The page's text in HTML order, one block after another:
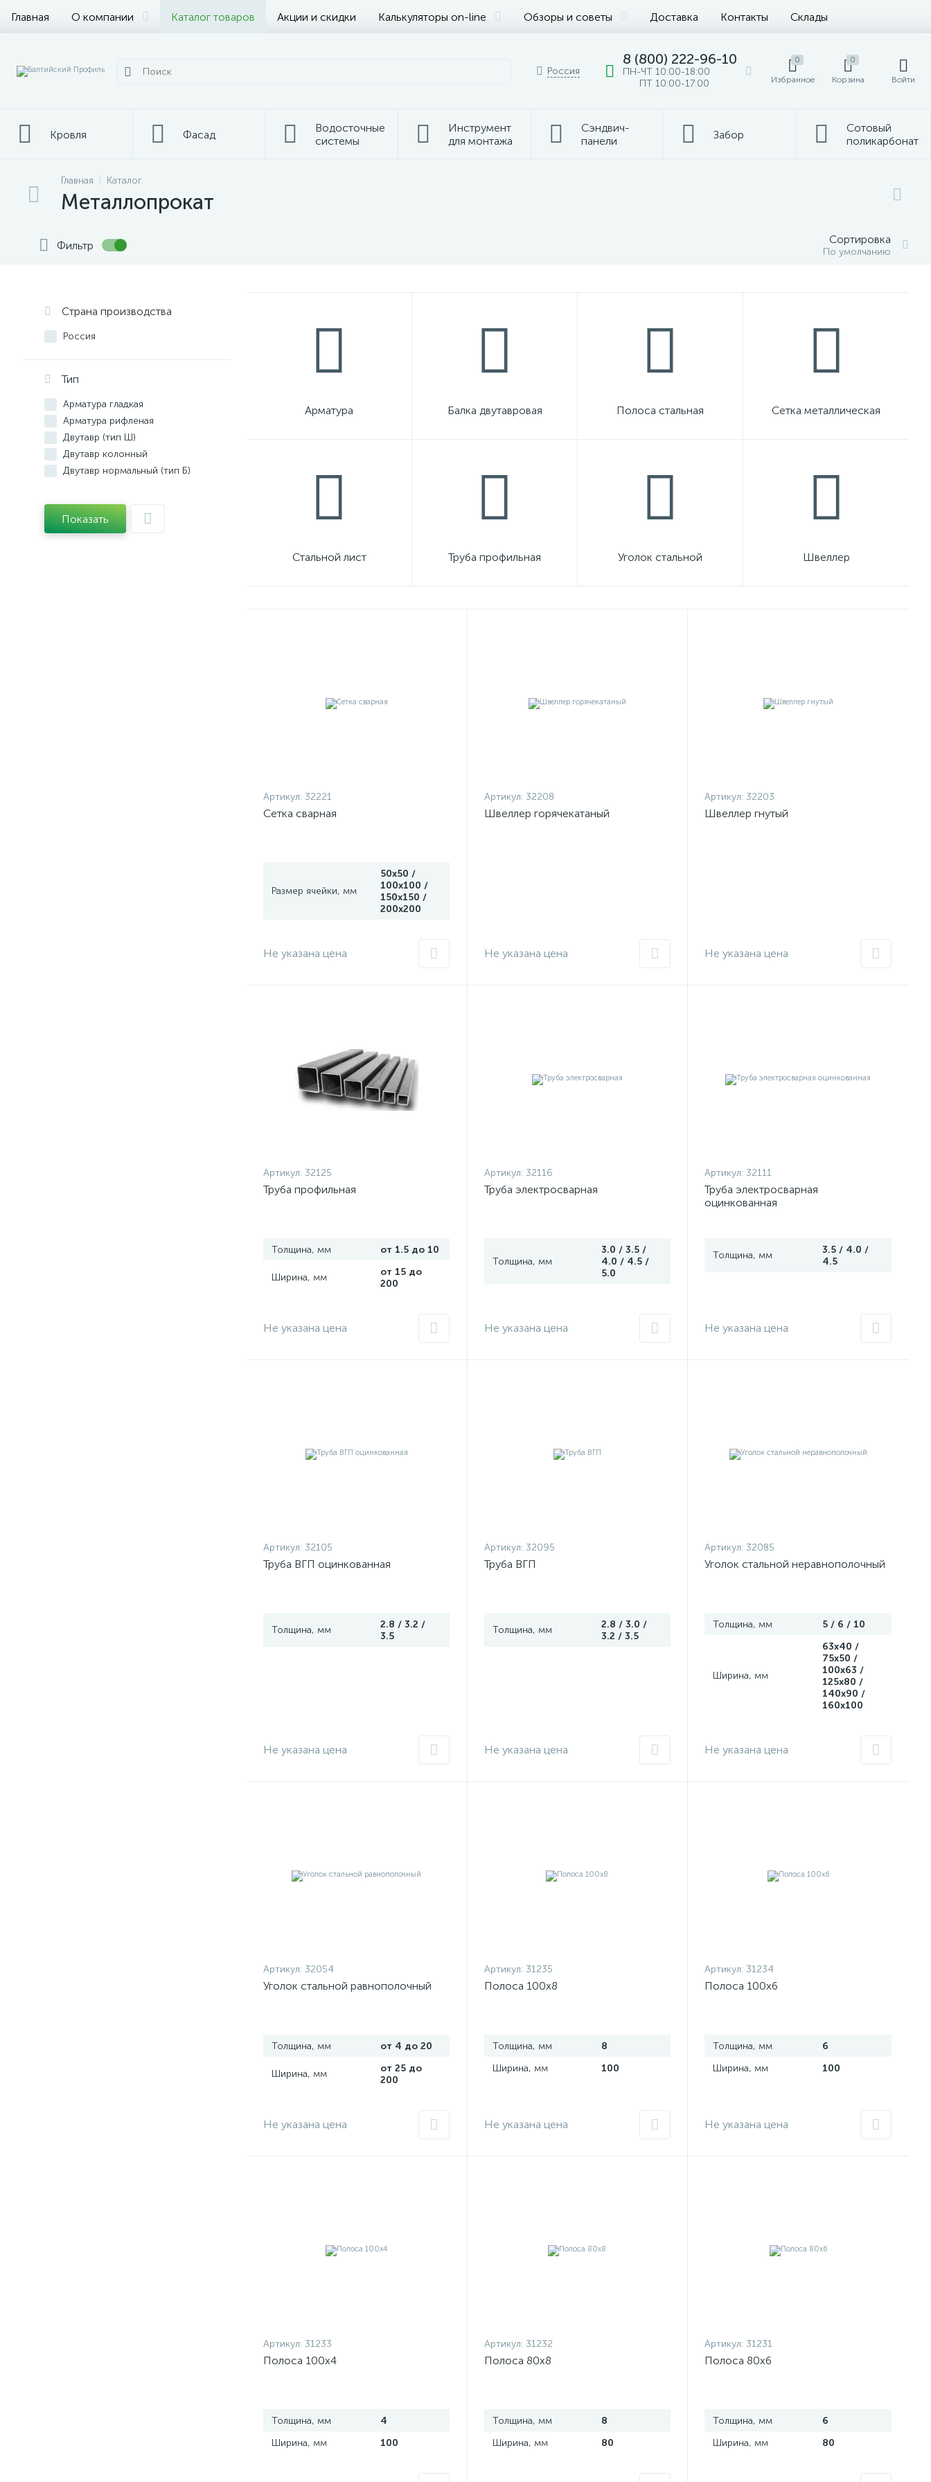
Главная О компании Каталог товаров Акции и скидки Калькуляторы on-line Обзоры и советы Доставка Контакты Склады
Россия
8 (800) 222-96-10
ПН-ЧТ 10:00-18:00
ПТ 10:00-17:00
0
Избранное
0
Корзина Войти
Кровля Фасад
Водосточные
системы
Инструмент
для монтажа
Сэндвич-
панели
Забор
Сотовый
поликарбонат
Металлопрокат
Главная Каталог
Металлопрокат
Фильтр Сортировка
По умолчанию
Страна производства
Россия
Тип
Арматура гладкая
Арматура рифленая
Двутавр (тип Ш)
Двутавр колонный
Двутавр нормальный (тип Б)
Лист просечно-вытяжной
Лист рифленый
Лист холоднокатаный
Показать
Арматура Балка двутавровая Полоса стальная Сетка металлическая
Стальной лист Труба профильная Уголок стальной Швеллер
Артикул: 32221
Сетка сварная
Размер ячейки, мм
50x50 /
100x100 /
150x150 /
200x200
Не указана цена
Артикул: 32208
Швеллер горячекатаный
Не указана цена
Артикул: 32203
Швеллер гнутый
Не указана цена
Артикул: 32125
Труба профильная
Толщина, мм от 1.5 до 10
Ширина, мм
от 15 до
200
Не указана цена
Артикул: 32116
Труба электросварная
Толщина, мм
3.0 / 3.5 /
4.0 / 4.5 /
5.0
Не указана цена
Артикул: 32111
Труба электросварная
оцинкованная
Толщина, мм
3.5 / 4.0 /
4.5
Не указана цена
Артикул: 32105
Труба ВГП оцинкованная
Толщина, мм
2.8 / 3.2 /
3.5
Не указана цена
Артикул: 32095
Труба ВГП
Толщина, мм
2.8 / 3.0 /
3.2 / 3.5
Не указана цена
Артикул: 32085
Уголок стальной неравнополочный
Толщина, мм 5 / 6 / 10
Ширина, мм
63х40 /
75х50 /
100х63 /
125х80 /
140х90 /
160х100
Не указана цена
Артикул: 32054
Уголок стальной равнополочный
Толщина, мм от 4 до 20
Ширина, мм
от 25 до
200
Не указана цена
Артикул: 31235
Полоса 100х8
Толщина, мм
8
Ширина, мм
100
Не указана цена
Артикул: 31234
Полоса 100х6
Толщина, мм
6
Ширина, мм
100
Не указана цена
Артикул: 31233
Полоса 100х4
Толщина, мм
4
Ширина, мм
100
Артикул: 31232
Полоса 80х8
Толщина, мм
8
Ширина, мм
80
Артикул: 31231
Полоса 80х6
Толщина, мм
6
Ширина, мм
80